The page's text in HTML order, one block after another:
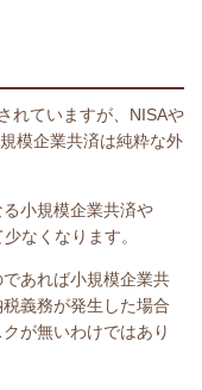
れていますが、NISAや
模企業共済は純粋な外
小規模企業共済や
なくなります。
あれば小規模企業共
義務が発生した場合
が無いわけではあり